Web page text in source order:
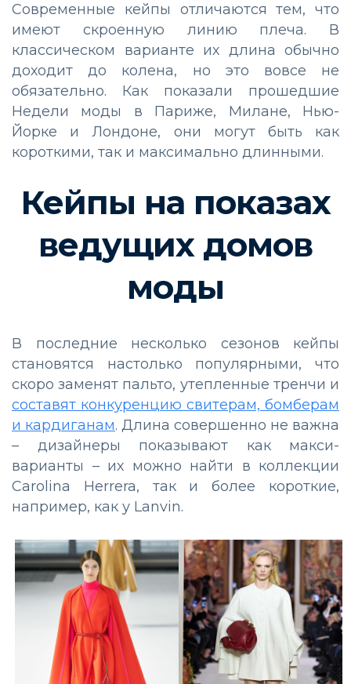
Современные кейпы отличаются тем, что
имеют скроенную линию плеча. В
классическом варианте их длина обычно
доходит до колена, но это вовсе не
обязательно. Как показали прошедшие
Недели моды в Париже, Милане, Нью-
Йорке и Лондоне, они могут быть как
короткими, так и максимально длинными.
Кейпы на показах
ведущих домов
моды
В последние несколько сезонов кейпы
становятся настолько популярными, что
скоро заменят пальто, утепленные тренчи и
составят конкуренцию свитерам, бомберам
и кардиганам. Длина совершенно не важна
– дизайнеры показывают как макси-
варианты – их можно найти в коллекции
Carolina Herrera, так и более короткие,
например, как у Lanvin.